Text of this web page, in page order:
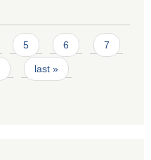
5 6 7
last »